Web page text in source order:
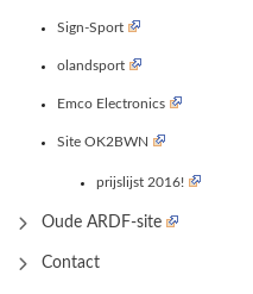
Sign-Sport
olandsport
Emco Electronics
Site OK2BWN
prijslijst 2016!
Oude ARDF-site
Contact